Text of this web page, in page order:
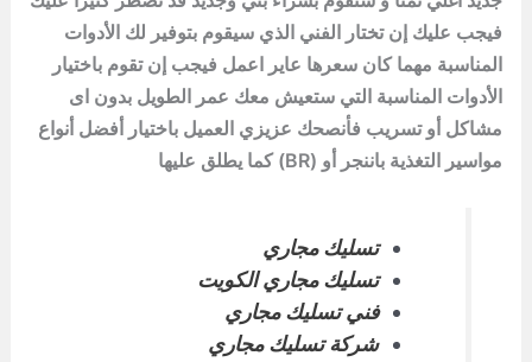
فيجب عليك إن تختار الفني الذي سيقوم بتوفير لك الأدوات
المناسبة مهما كان سعرها عاير اعمل فيجب إن تقوم باختيار
الأدوات المناسبة التي ستعيش معك عمر الطويل بدون اى
مشاكل أو تسريب فأنصحك عزيزي العميل باختيار أفضل أنواع
مواسير التغذية باننجر أو (BR) كما يطلق عليها
تسليك مجاري
تسليك مجاري الكويت
فني تسليك مجاري
شركة تسليك مجاري